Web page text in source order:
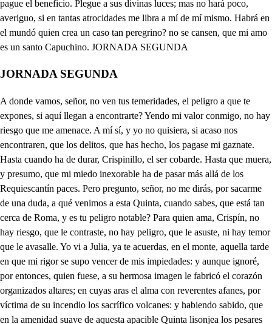
JORNADA SEGUNDA
A donde vamos, señor, no ven tus temeridades, el peligro a que te expones, si aquí llegan a encontrarte? Yendo mi valor conmigo, no hay riesgo que me amenace. A mí sí, y yo no quisiera, si acaso nos encontraren, que los delitos, que has hecho, los pagase mi gaznate. Hasta cuando ha de durar, Crispinillo, el ser cobarde. Hasta que muera, y presumo, que mi miedo inexorable ha de pasar más allá de los Requiescantín paces. Pero pregunto, señor, no me dirás, por sacarme de una duda, a qué venimos a esta Quinta, cuando sabes, que está tan cerca de Roma, y es tu peligro notable? Para quien ama, Crispín, no hay riesgo, que le contraste, no hay peligro, que le asuste, ni hay temor que le avasalle. Yo vi a Julia, ya te acuerdas, en el monte, aquella tarde en que mi rigor se supo vencer de mis impiedades: y aunque ignoré, por entonces, quien fuese, a su hermosa imagen le fabricó el corazón organizados altares; en cuyas aras el alma con reverentes afanes, por víctima de su incendio los sacrífico volcanes: y habiendo sabido, que en la amenidad suave de aquesta apacible Quinta lisonjea los pesares de aquella injusta fatiga de su continuado achaque, después que desde el Hreto cumplió el devoto viaje; en cuyo centro encontrando a mi hermana, y a mi padre, estrechó amorosamente. un lazo a dos amistades, con un vínculo tan tierno, que para hacerle durable, se quedo mi hermana en Roma con Julia, y hoy juntas hacen en la hermosa amenidad de aqueste sitio, agradable diversión con lo apacible, y hermoso con lo suave; por cuya causa he venido venciendo dificultades, a arder fina mariposa en los ardientes celajes de las dos luces de Julia, penetrando acción tan grande en la precisa ocasión de ver a Irene, si es dable, que los afectos de hermano disimulen los de amante. Y si la hermandad, señor, entre puertas nos pescase, y nos diese un pan de perro, qué haremos? Calla, cobarde. Pues si la vista no miente, ya tu hermana, y Julia salen dando matiz a las flores, y dando asunto a las aves. Mejor dijeras el Sol, pues son divinos celajes, a mejor ser restituyen las verdes amenidades de este vistoso Horizonte, en cuyo hermoso paraje todo alienta, y solono muero a sus rayos suaves; y para que nuestra vista su quietud no sobresalte, lo espeño de aquestas ramas nos encubran. Dios nos saque con bien de este laberinto. A darle vida a las Flores la beldad de Julia sale, y en sus Abriles estudian los claveles sus esmaltes. Divierte, divina Julia, de tu tormento lo grave, en la dulce diversión de este pensil agradable, pues lisonjeras las flores te confiesan vasallaje, ya en aromas, ya en matices, que tiernamente fragrantes te lisonjean alegres: y en consonancia las aves, te saludan en gorjeos, te tributan en pasajes. Alégrate, que el jardín se entristece al ver que sales con esas melancolías, por vestirse de tu traje. Pero aquí tu padre llega. Julia, Irene, Flora, ya de que el florido homenaje pisabais de este jardín, me había dicho lo suave del aliento de las rosas, pues en sabeos quilates, mejores humos tributan en las fragrancias que esparcen. Yo pienso, señor, que el viejo ha de dar con todo al traste. Todos los sentidos, solo a la atención persuaden. La lisonja, gran señor, es justo, que por la parte, que a mi toca, os agradezca. Y aún yo también, no quitando lo presenrte. No se escape: ninguno, certad la Quinta, y a quien lo impida matadle. Qué nuevo rumor es este, qué profana estos parajes? Aa de mi guarda, Soldados, no hay quien de esta duda saque a mi confusión? Traición, traición. Algún fiero trance teme el corazón. . Allá lo veredes; dijo Agrajes. Como vuestro atrevimiento, traidoramente cobarde, a profanar se ha atrevido el sagrado inviolable de esta estancia? Porque amor no guarda respecto a nadie: y por cortesano quise con la atención obligarte, de pedir por dulce dueño a quien di el alma constante, y tú, injusto, me la niegas, no te espante, no te espante, que las furias de mi amor añada incendio a el desaire; y pues para mi venganza, y mi carlño, le hace la costa, y a lo imposible de tu resistencia, ganen mis deseos la fortuna de no malograr el lance, y así, a pesar de tus iras; he de robar el diamante de Julia divina, a quien previene mi pecho altares. Cúbrete el rostro, Crispín, y sígueme. Dios delante. Primero, infames, veréis con mi sangre, o vuestra sangre, salpicadas esas flores. En vano se persuaden tus ya cansados alientos a la oposición. Infames, el valor no tiene edad. Santos Cielos, amparadme. Favor, favor. Virgen pura, vuestras clemencias me amparen. Cielos, qué asombro! qué hablado con la fuerza inexhorable del dolor, en el peligro; que le amenaza a su padre. Traidores, a vuestra aleve injusta traición cobarde, le sabrán dar escarmiento las ilas de mi coraje. Huid, que se ha desatado todo un vulgo de Roldanes. Sin duda en amparo mío muestra el Cielo sus piedades. El impulso muera. Mueran cuantos sacrílegos manchen la imnunidad reverente de la majestad. Un áspid en cada aliento respiro. A ellos, nadie se escape. Si la ocasión malogró nuestro intento, en este lance, no se pierda aquí la de poder volver a lograrle. Ay de mí! que al desafirse la torpe voz de la cárcel del pecho, parece que de aquel centro donde yace, se ha arrancado el corazón. Cómo qué, la muda habla? pero quien no ha de espantarse de que sea una mujer picotera, cuando saben cuantas ay, que todas ellas lo son a nativítate? Feliz, Julia, ha sido el riesgo, que pudo sobresaltarte, pues a su rigor debiste la dicha de que lograses restituida la voz a tus alientos vitales. Y hay quien diga, que son buenos corta picos, y callares? Pues tan mala es una muda? Para la cara, admirable; pero dígame, por vida de la máscara, que hace, que no va a ayudar al amo en los riesgos del combare? Seora Flora, yo me guardo para ocasiones más grandes. Pues me conoce? Y muy bien. Y quién es usted? No es nadie, el gran Miramamolín soy todo de parte a parte. Ahora lo veremos. Dimos con todo el embuste al traste. Qué es eso Flora? Ay de mí! Crispín, señora, que hace para las Carnestolendas máscara de sus disfraces. Caballero, sepa yo, en un empeño tan grande, a quien debo la fineza del socorro. . Mis lealtades, más premio no solicitan, que el haber llegado al lance en que pudiese serviros. Sin duda es mi hermano: grave empeño! si es conocido, es su peligro notable; disimularé quien es: o si yo pudiera hablarle! Padre, señor. Cielo santo, es acción de tus piedades, o es ficción de mi deseo? Julia mía. Padre, padre. Qué novedad, qué prodigio es este, que entre mis males le dudo, como imposible, y le creo cómo fácil? Dichas, qué es esto que admiro, que en felicidad tan grande, al primor de su hermosura nueva confusión me añade! El riesgo, señor, o el susto pudo tanto en los afanes del peligro, que rompió todo el estorbo a las fauces, que impedian a la voz la acción del articularse. Albricias, alma: ven, Julia, donde en festivos realces celebren todos tal dicha: y vos, Caballero, dedme el gozo de que yo llegue con vos a desempeñarme. Ya lo estáis, pues quien se obliga el mérito satisface con el reconocimiento; y pues que ya mi valor logro sus felicidades en serviros, permitid, que a vuestra presencia falte; ven, Crispín. Ya te sigo. Crispín, si acaso es Roberto el que acompañas, dirasle, que me vea, porque importa, que busque ocasión de hablarme. Oíd, esperad, tened el paso, porque es desaire ofrecerle al beneficio, y a la estimación negarse. a El Cielo dará ocasión, señor, en que me lo pagues. Él lo permita; y supuesto, que mis ansias, mis afanes, han merecido la dicha de haber llegado a mirarte sin la obstinada fatiga de tu habitual achaque, no dilatemos el gozo a los vasallos leales; que lloraron tu desgracia: venid todos. Vamos todos: señoras mías, andares. Cielos, no sé qué imagine de vuestras inmunidades, al conocer, que mis dichas se somentan de pesares. Oh como lograra el pozo, si ahora no se atravesase la pensión de que mi hermano no reduzga sus crueldades! A mi prenderme mi padre? viven esas luces claras, que en vuestra aleve osadía hoy se ha de cebar mi saña, sin que de mi furor pueda librarse vuestra arrogancia; y aún de mi enojo, no sé si estarán libres tus canas. Recojome acá, que llueve: bravo hato de cuchilladas anda en el monte, y mi amo las reparte a mano franca. Pero qué miro! buen viejo, andáis por ventura a caza de milagros, por aqueste, adonde solo se hallan por conejos sacrilegios, y por perdices desgracias? Esa, hermano mío, es una moneda, que pasa en este caduco liglo. Y es buena para trocada? Todo el mundo la apetece, aún con ser moneda falsa: pero dígame, de quien hacia aquí se retiraba con tanta priesa? De un amo, que si el juicio no se en gaña; pienso que me le dio el diablo. Tan malo es? No hay amo bueno; pero aqueste se aventaja a ser el peor de todos; pues no hay crueldad, sacrilegio, no hay homicidio, o venganza, que su delito no empienda, que no ejecute su sana. La divina providencia de aquel Divino Monarca le hará bueno. Puede ser; mas no lleva buena traza. Es más su misericordia, que no tu desconfianza. Si le conocieras, tú mis verdades apoyaras. No hiciera tal, pues es cierto, que quien le hizo de nada, también hacerle podrá de malo bueno. No acabas de conocer, que Roberto por aquestos montes anda aprendiendo para diablo, y estudiando para diabla. Tan escandaloso monstruo se hóspeda en estas montanas? Mejor si le conocieras lo dirías, pues es tanta su fiereza, que a ninguno perdona su destemplanza. A siete Hermitaños, solo porque reduéir trataban sus alevosos despechos, les dio la muerte tirana, y a ti también te la diera, si acaso aquí te encontrara. No culpara su rigor, pues solo a mí me culpara, atribuyendo, a que solo fueran mis culpas la causa. Huid, cobardes traidores, pues el filo de mi espada hoy ha de inundar en sangre toda esa verde campaña, siendo cada golpe un riesgo, cada amago una borrasca. Suspended, señor, la ira, pues ya ninguno os asalta, y el perdonar siempre ha sido la más discreta venganca. Con sermoncitos se viene el Padre; mas